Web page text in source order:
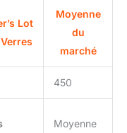
expérience unique
La verrerie
BPA et sans
- Sans danger.
attentionné
ces
verres pour
de pendaison
Lot
Moyenne
du
marché
450
Moyenne